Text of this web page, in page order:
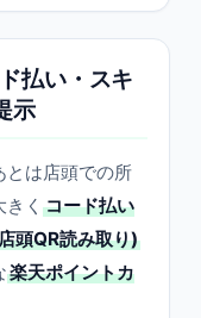
払い・スキ
示
とは店頭での所
く コード払い
頭QR読み取り)
楽天ポイントカ